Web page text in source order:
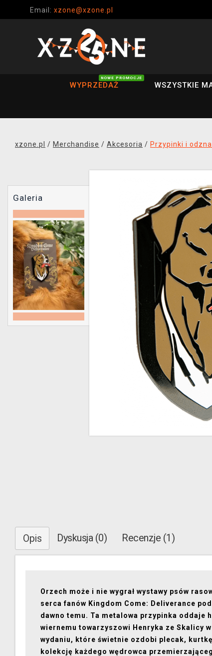
Email: xzone@xzone.pl
WYPRZEDAŻ
NOWE PROMOCJE
WSZYSTKIE
xzone.pl / Merchandise / Akcesoria / Przypinki i
Galeria
Opis Dyskusja (0) Recenzje (1)
Orzech może i nie wygrał wystawy psów
serca fanów Kingdom Come: Deliverance
dawno temu. Ta metalowa przypinka oddaje
wiernemu towarzyszowi Henryka ze Skalicy
wydaniu, które świetnie ozdobi plecak,
kolekcję każdego wędrowca